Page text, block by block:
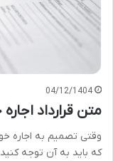
04/12/1404
متن قرارداد
وقتی تصمیم به اجاره
که باید به آن توجه